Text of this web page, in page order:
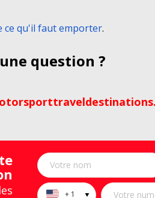
ce qu'il faut emporter.
question ?
+ 1